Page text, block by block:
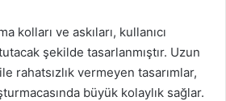
kolları ve askıları, kullanıcı
şekilde tasarlanmıştır. Uzun
rahatsızlık vermeyen tasarımlar,
büyük kolaylık sağlar.